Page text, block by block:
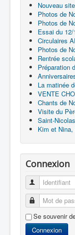
Nouveau
Photos de
Photos de
Essai du
Circulaires
Photos de
Rentrée
Préparation
La matinée
VENTE
Chants de
Visite du
Saint-Nicolas
Kim et
Connexion
Identifiant
Mot de
Se souvenir
Connexion